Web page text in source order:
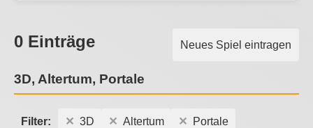
Neues Spiel eintragen
0 Einträge
3D, Altertum, Portale
Filter: 3D Altertum Portale